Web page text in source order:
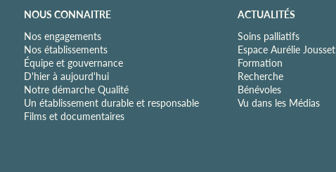
NOUS CONNAITRE
Nos engagements
Nos établissements
Équipe et gouvernance
D'hier à aujourd'hui
Notre démarche Qualité
Un établissement durable et responsable
Films et documentaires
ACTUALITÉS
Soins palliatifs
Espace Aurélie Jousset
Formation
Recherche
Bénévoles
Vu dans les Médias